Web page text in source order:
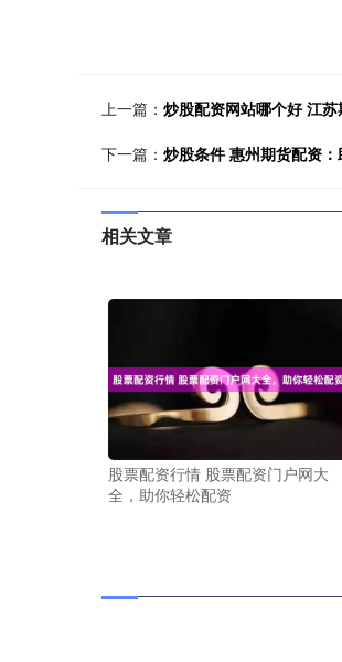
上一篇： 炒股配资网站哪个好 江
下一篇： 炒股条件 惠州期货配资
相关文章
股票配资行情 股票配资门户网大
全，助你轻松配资